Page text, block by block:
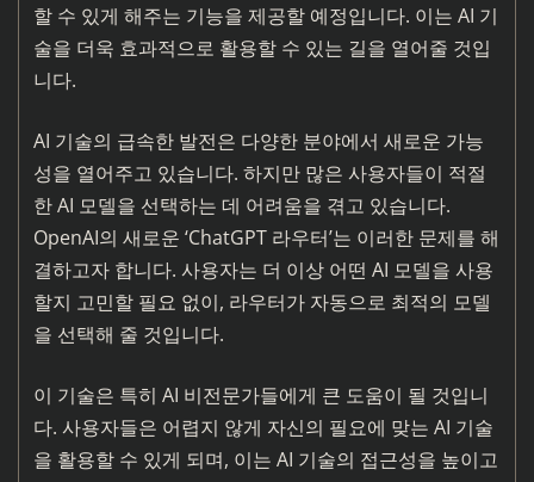
할 수 있게 해주는 기능을 제공할 예정입니다. 이는 AI 기
술을 더욱 효과적으로 활용할 수 있는 길을 열어줄 것입
니다.
AI 기술의 급속한 발전은 다양한 분야에서 새로운 가능
성을 열어주고 있습니다. 하지만 많은 사용자들이 적절
한 AI 모델을 선택하는 데 어려움을 겪고 있습니다.
OpenAI의 새로운 ‘ChatGPT 라우터’는 이러한 문제를 해
결하고자 합니다. 사용자는 더 이상 어떤 AI 모델을 사용
할지 고민할 필요 없이, 라우터가 자동으로 최적의 모델
을 선택해 줄 것입니다.
이 기술은 특히 AI 비전문가들에게 큰 도움이 될 것입니
다. 사용자들은 어렵지 않게 자신의 필요에 맞는 AI 기술
을 활용할 수 있게 되며, 이는 AI 기술의 접근성을 높이고